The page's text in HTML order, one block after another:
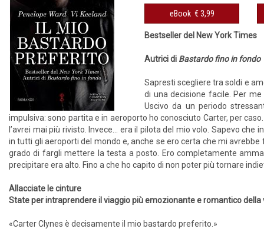
eBook € 3,99
Bestseller del New York Times
Autrici di Bastardo fino in fondo
Sapresti scegliere tra soldi e
di una decisione facile. Per
Uscivo da un periodo
impulsiva: sono partita e in aeroporto ho conosciuto Carter, per
l’avrei mai più rivisto. Invece… era il pilota del mio volo. Sapevo
in tutti gli aeroporti del mondo e, anche se ero certa che mi
grado di fargli mettere la testa a posto. Ero completamente
precipitare era alto. Fino a che ho capito di non poter più tornare
Allacciate le cinture
State per intraprendere il viaggio più emozionante e romantico della
«Carter Clynes è decisamente il mio bastardo preferito.»